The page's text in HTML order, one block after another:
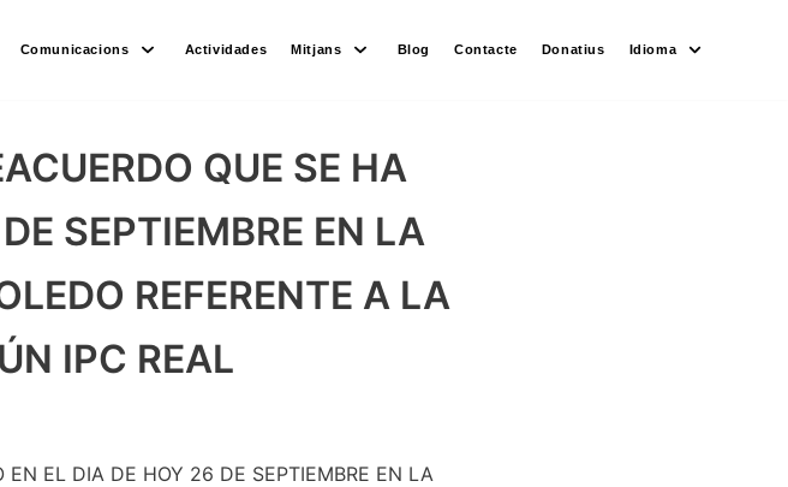
Comunicacions Actividades Mitjans Blog Contacte Donatius Idioma
QUE SE HA
SEPTIEMBRE EN LA
REFERENTE A LA
IPC REAL
EN EL DIA DE HOY 26 DE SEPTIEMBRE EN LA